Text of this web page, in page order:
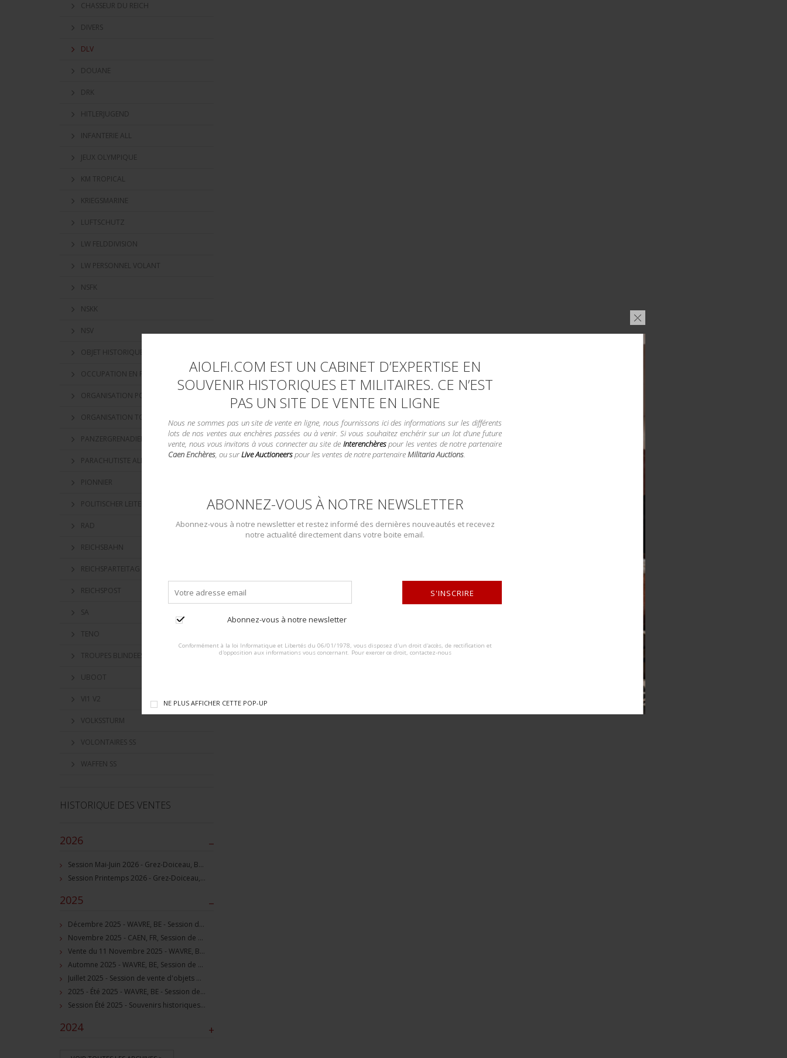
AIOLFI.COM EST UN CABINET D’EXPERTISE EN
SOUVENIR HISTORIQUES ET MILITAIRES. CE N’EST
PAS UN SITE DE VENTE EN LIGNE
Nous ne sommes pas un site de vente en ligne, nous fournissons ici des informations sur les différents
lots de nos ventes aux enchères passées ou à venir. Si vous souhaitez enchérir sur un lot d'une future
vente, nous vous invitons à vous connecter au site de Interenchèrespour les ventes de notre partenaire
Caen Enchères, ou surLive Auctioneerspour les ventes de notre partenaireMilitaria Auctions.
ABONNEZ-VOUS À NOTRE NEWSLETTER
Abonnez-vous à notre newsletter et restez informé des dernières nouveautés et recevez
notre actualité directement dans votre boite email.
Abonnez-vous à notre newsletter
S'INSCRIRE
Conformément à la loi Informatique et Libertés du 06/01/1978, vous disposez d'un droit d'accès, de rectification et
d'opposition aux informations vous concernant. Pour exercer ce droit, contactez-nous
NE PLUS AFFICHER CETTE POP-UP
CHASSEUR DU REICH
DIVERS
DLV
DOUANE
DRK
HITLERJUGEND
INFANTERIE ALL
JEUX OLYMPIQUE
KM TROPICAL
KRIEGSMARINE
LUFTSCHUTZ
LW FELDDIVISION
LW PERSONNEL VOLANT
NSFK
NSKK
NSV
OBJET HISTORIQUE
OCCUPATION EN FRANCE
ORGANISATION POLITIQUE
ORGANISATION TODT
PANZERGRENADIER
PARACHUTISTE ALLEMAND
PIONNIER
POLITISCHER LEITER
RAD
REICHSBAHN
REICHSPARTEITAG
REICHSPOST
SA
TENO
TROUPES BLINDEES
UBOOT
VI1 V2
VOLKSSTURM
VOLONTAIRES SS
WAFFEN SS
HISTORIQUE DES VENTES
–
2026
Session Mai-Juin 2026 - Grez-Doiceau, BE - Session de vente d'objets militaire et souvenirs historiques
Session Printemps 2026 - Grez-Doiceau, BE - Session de vente d'objets militaire et souvenirs historiques
–
2025
Décembre 2025 - WAVRE, BE - Session de vente d'objets militaire et souvenirs historiques
Novembre 2025 - CAEN, FR, Session de vente d'objets et souvenirs militaires
Vente du 11 Novembre 2025 - WAVRE, BE, avec Militaria Auction
Automne 2025 - WAVRE, BE, Session de vente d'objets militaire et souvenirs historiques
Juillet 2025 - Session de vente d'objets militaire et historiques, Wavre, BE
2025 - Été 2025 - WAVRE, BE - Session de vente d'objets militaire et souvenirs historiques
Session Été 2025 - Souvenirs historiques et militaires
+
2024